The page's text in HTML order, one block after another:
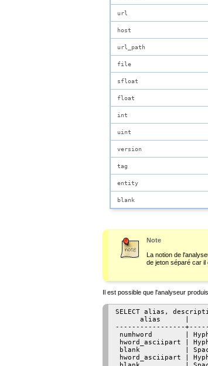
url
host
url_path
file
sfloat
float
int
uint
version
tag
entity
blank
Note
La notion de
de jeton séparé car il
Il est possible que l'analyseur
SELECT alias,
alias      |
-----------------
numhword        |
hword_asciipart |
blank           |
hword_asciipart |